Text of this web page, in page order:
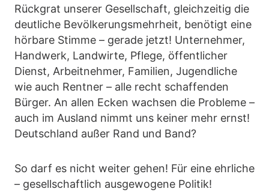
Rückgrat unserer Gesellschaft, gleichzeitig die
deutliche Bevölkerungsmehrheit, benötigt eine
hörbare Stimme – gerade jetzt! Unternehmer,
Handwerk, Landwirte, Pflege, öffentlicher
Dienst, Arbeitnehmer, Familien, Jugendliche
wie auch Rentner – alle recht schaffenden
Bürger. An allen Ecken wachsen die Probleme –
auch im Ausland nimmt uns keiner mehr ernst!
Deutschland außer Rand und Band?
So darf es nicht weiter gehen! Für eine ehrliche
– gesellschaftlich ausgewogene Politik!